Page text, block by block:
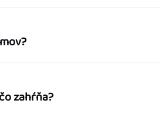
zahŕňa?